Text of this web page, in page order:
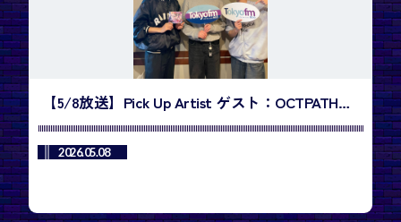
【5/8放送】Pick Up Artist ゲスト：OCTPATH・
小堀柊さん、西島蓮汰さん／今週のランキング1
位は、NEXZ「Mmchk」
2026.05.08